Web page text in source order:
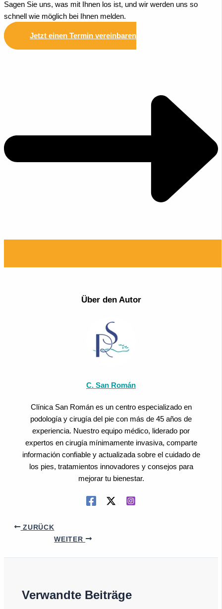
Sagen Sie uns, was mit Ihnen los ist, und wir werden uns so
schnell wie möglich bei Ihnen melden.
Jetzt einen Termin vereinbaren
Über den Autor
C. San Román
Clínica San Román es un centro especializado en
podología y cirugía del pie con más de 45 años de
experiencia. Nuestro equipo médico, liderado por
expertos en cirugía mínimamente invasiva, comparte
información confiable y actualizada sobre el cuidado de
los pies, tratamientos innovadores y consejos para
mejorar tu bienestar.
ZURÜCK
WEITER
Verwandte Beiträge